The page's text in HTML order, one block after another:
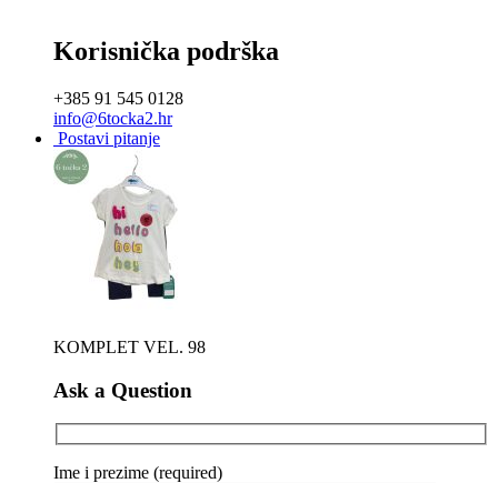
Korisnička podrška
+385 91 545 0128
info@6tocka2.hr
Postavi pitanje
KOMPLET VEL. 98
Ask a Question
Ime i prezime (required)